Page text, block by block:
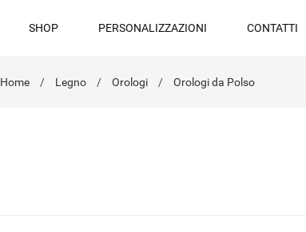
SHOP PERSONALIZZAZIONI CONTATTI
Home Legno Orologi Orologi da Polso